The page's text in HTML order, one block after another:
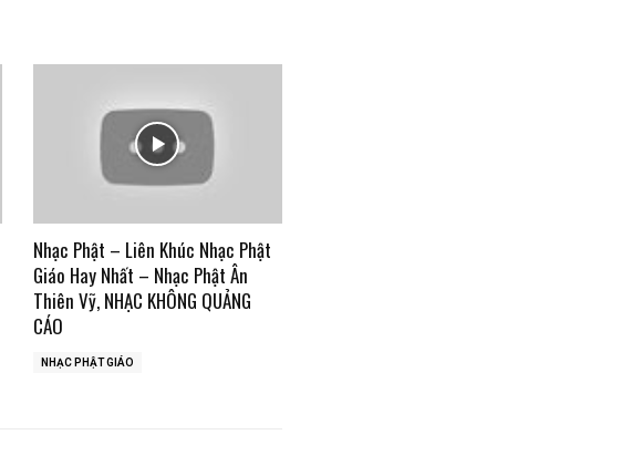
Nhạc Phật – Liên Khúc Nhạc Phật
Giáo Hay Nhất – Nhạc Phật Ân
Thiên Vỹ, NHẠC KHÔNG QUẢNG
CÁO
NHẠC PHẬT GIÁO